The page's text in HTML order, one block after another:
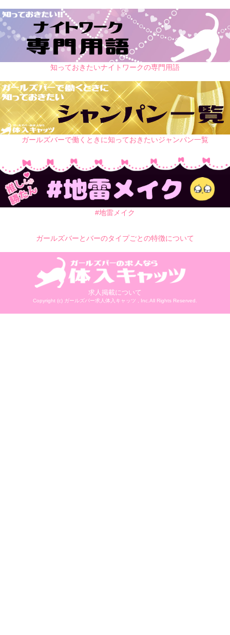
知っておきたいナイトワークの専門用語
ガールズバーで働くときに知っておきたいジャンパン一覧
#地雷メイク
ガールズバーとバーのタイプごとの特徴について
求人掲載について
Copyright (c) ガールズバー求人体入キャッツ , Inc.All Rights Reserved.